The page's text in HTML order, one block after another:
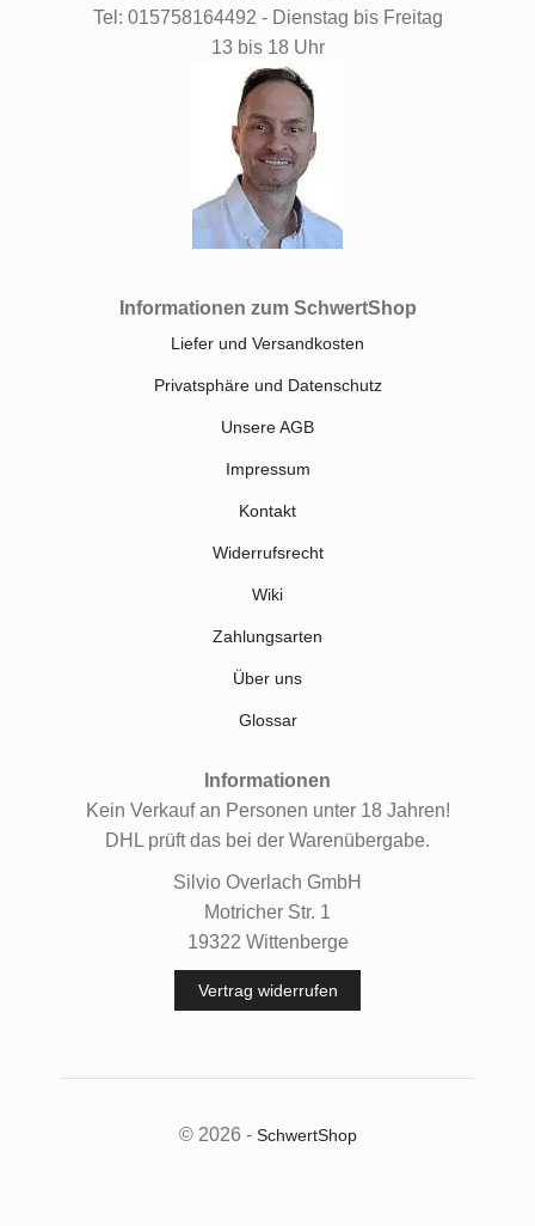
Tel: 015758164492 - Dienstag bis Freitag
13 bis 18 Uhr
Informationen zum SchwertShop
Liefer und Versandkosten
Privatsphäre und Datenschutz
Unsere AGB
Impressum
Kontakt
Widerrufsrecht
Wiki
Zahlungsarten
Über uns
Glossar
Informationen
Kein Verkauf an Personen unter 18 Jahren!
DHL prüft das bei der Warenübergabe.
Silvio Overlach GmbH
Motricher Str. 1
19322 Wittenberge
Vertrag widerrufen
© 2026 - SchwertShop